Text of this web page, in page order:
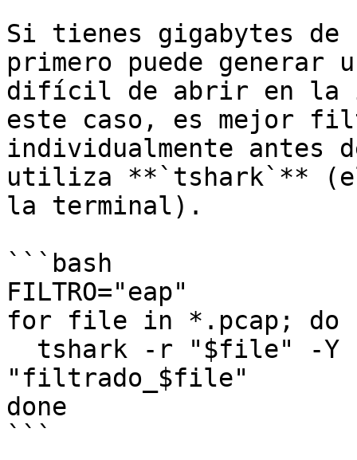
Si tienes gigabytes
primero puede generar
difícil de abrir en la
este caso, es mejor
individualmente antes
utiliza **`tshark`** (el
la terminal).
```bash
FILTRO="eap"
for file in *.pcap; do
"filtrado_$file"
done
```